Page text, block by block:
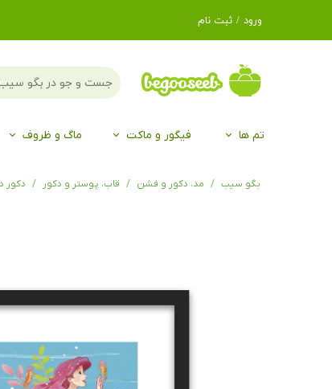
ورود / ثبت نام
حساب کاربری من
تغییر گذر واژه
خروج از حساب
تم ها فیگور و ماکت ماگ و ظروف
بگو سیب مد، دکور و فشن قاب، پوستر و دکور دکور